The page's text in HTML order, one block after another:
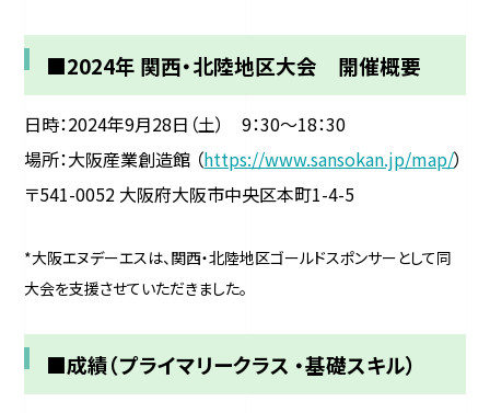
■2024年 関西・北陸地区大会 開催概要
日時：2024年9月28日（土） 9：30～18：30
場所：大阪産業創造館 （https://www.sansokan.jp/map/）
〒541-0052 大阪府大阪市中央区本町1-4-5
*大阪エヌデーエスは、関西・北陸地区ゴールドスポンサーとして同
大会を支援させていただきました。
■成績（プライマリークラス ・基礎スキル）